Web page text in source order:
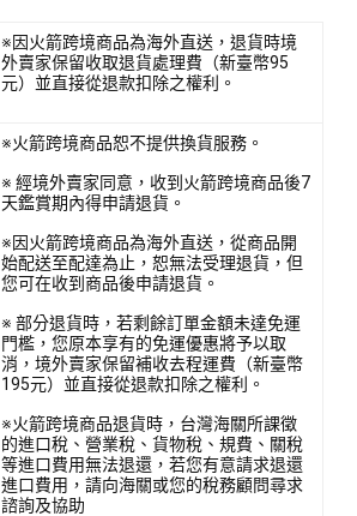
※因火箭跨境商品為海外直送，退貨時境
外賣家保留收取退貨處理費（新臺幣95
元）並直接從退款扣除之權利。
※火箭跨境商品恕不提供換貨服務。
※ 經境外賣家同意，收到火箭跨境商品後7
天鑑賞期內得申請退貨。
※因火箭跨境商品為海外直送，從商品開
始配送至配達為止，恕無法受理退貨，但
您可在收到商品後申請退貨。
※ 部分退貨時，若剩餘訂單金額未達免運
門檻，您原本享有的免運優惠將予以取
消，境外賣家保留補收去程運費（新臺幣
195元）並直接從退款扣除之權利。
※火箭跨境商品退貨時，台灣海關所課徵
的進口稅、營業稅、貨物稅、規費、關稅
等進口費用無法退還，若您有意請求退還
進口費用，請向海關或您的稅務顧問尋求
諮詢及協助